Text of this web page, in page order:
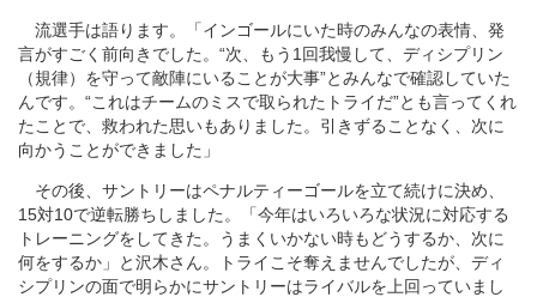
流選手は語ります。「インゴールにいた時のみんなの表情、発
言がすごく前向きでした。“次、もう1回我慢して、ディシプリン
（規律）を守って敵陣にいることが大事”とみんなで確認していた
んです。“これはチームのミスで取られたトライだ”とも言ってくれ
たことで、救われた思いもありました。引きずることなく、次に
向かうことができました」
その後、サントリーはペナルティーゴールを立て続けに決め、
15対10で逆転勝ちしました。「今年はいろいろな状況に対応する
トレーニングをしてきた。うまくいかない時もどうするか、次に
何をするか」と沢木さん。トライこそ奪えませんでしたが、ディ
シプリンの面で明らかにサントリーはライバルを上回っていまし